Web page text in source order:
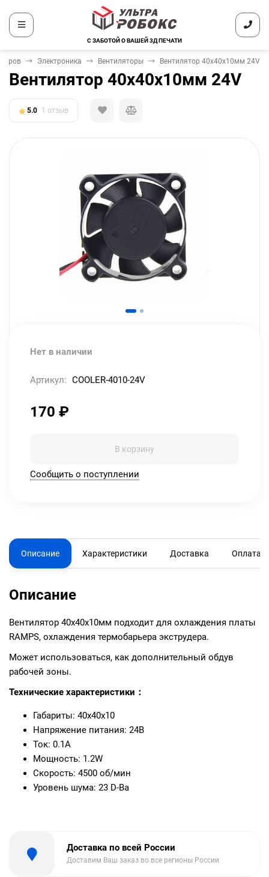
С ЗАБОТОЙ О ВАШЕЙ 3Д ПЕЧАТИ
Электроника Вентиляторы Вентилятор 40x40x10мм 24V
Вентилятор 40x40x10мм 24V
5.0 1 отзыв
Нет в наличии
Артикул: COOLER-4010-24V
170 ₽
В корзину
Сообщить о поступлении
Описание Характеристики Доставка Оплата
Описание
Вентилятор 40х40х10мм подходит для охлаждения платы
RAMPS, охлаждения термобарьера экструдера.
Может использоваться, как дополнительный обдув
рабочей зоны.
Технические характеристики：
Габариты: 40x40x10
Напряжение питания: 24В
Ток: 0.1A
Мощность: 1.2W
Скорость: 4500 об/мин
Уровень шума: 23 D-Ba
Доставка по всей России
Доставим Ваш заказ во все регионы России